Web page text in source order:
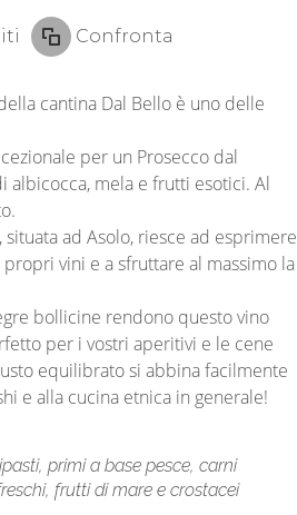
Confronta
cantina Dal Bello è uno delle
per un Prosecco dal
mela e frutti esotici. Al
ad Asolo, riesce ad esprimere
vini e a sfruttare al massimo la
bollicine rendono questo vino
per i vostri aperitivi e le cene
equilibrato si abbina facilmente
e alla cucina etnica in generale!
primi a base pesce, carni
frutti di mare e crostacei